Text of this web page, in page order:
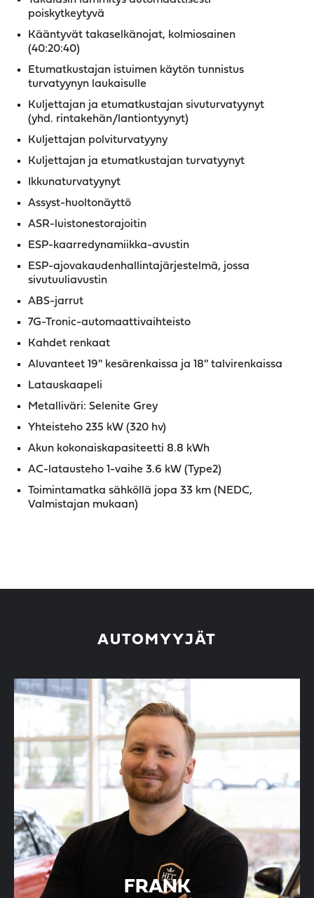
poiskytkeytyvä
Kääntyvät takaselkänojat, kolmiosainen
(40:20:40)
Etumatkustajan istuimen käytön tunnistus
turvatyynyn laukaisulle
Kuljettajan ja etumatkustajan sivuturvatyynyt
(yhd. rintakehän/lantiontyynyt)
Kuljettajan polviturvatyyny
Kuljettajan ja etumatkustajan turvatyynyt
Ikkunaturvatyynyt
Assyst-huoltonäyttö
ASR-luistonestorajoitin
ESP-kaarredynamiikka-avustin
ESP-ajovakaudenhallintajärjestelmä, jossa
sivutuuliavustin
ABS-jarrut
7G-Tronic-automaattivaihteisto
Kahdet renkaat
Aluvanteet 19'' kesärenkaissa ja 18'' talvirenkaissa
Latauskaapeli
Metalliväri: Selenite Grey
Yhteisteho 235 kW (320 hv)
Akun kokonaiskapasiteetti 8.8 kWh
AC-latausteho 1-vaihe 3.6 kW (Type2)
Toimintamatka sähköllä jopa 33 km (NEDC,
Valmistajan mukaan)
AUTOMYYJÄT
FRANK